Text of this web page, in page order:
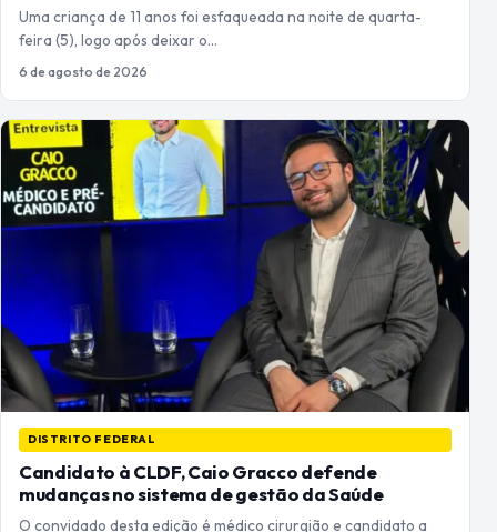
Uma criança de 11 anos foi esfaqueada na noite de quarta-
feira (5), logo após deixar o…
6 de agosto de 2026
DISTRITO FEDERAL
Candidato à CLDF, Caio Gracco defende
mudanças no sistema de gestão da Saúde
O convidado desta edição é médico cirurgião e candidato a